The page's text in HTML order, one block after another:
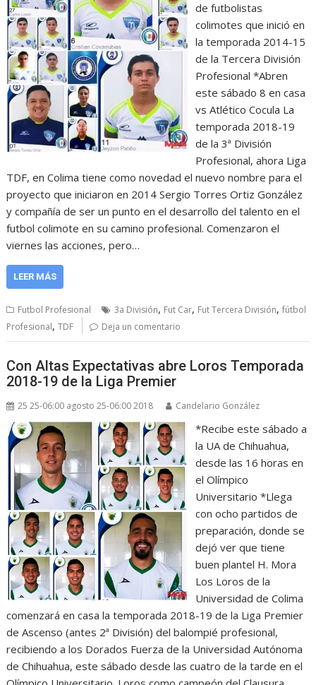
de futbolistas
colimotes que inició en
la temporada 2014-15
de la Tercera División
Profesional *Abren
este sábado 8 en casa
vs Atlético Cocula La
temporada 2018-19
de la 3ª División
Profesional, ahora Liga
TDF, en Colima tiene como novedad el nuevo nombre para el
proyecto que iniciaron en 2014 Sergio Torres Ortiz González
y compañía de ser un punto en el desarrollo del talento en el
futbol colimote en su camino profesional. Comenzaron el
viernes las acciones, pero…
LEER MÁS
Futbol Profesional 3a División, Fut Car, Fut Tercera División,fútbol
Profesional,TDF Deja un comentario
Con Altas Expectativas abre Loros Temporada
2018-19 de la Liga Premier
25 25-06:00 agosto 25-06:00 2018 Candelario González
*Recibe este sábado a
la UA de Chihuahua,
desde las 16 horas en
el Olímpico
Universitario *Llega
con ocho partidos de
preparación, donde se
dejó ver que tiene
buen plantel H. Mora
Los Loros de la
Universidad de Colima
comenzará en casa la temporada 2018-19 de la Liga Premier
de Ascenso (antes 2ª División) del balompié profesional,
recibiendo a los Dorados Fuerza de la Universidad Autónoma
de Chihuahua, este sábado desde las cuatro de la tarde en el